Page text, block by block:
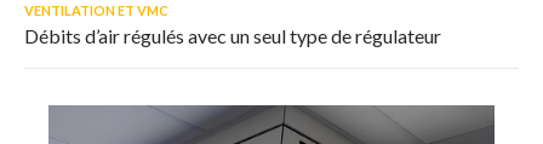
VENTILATION ET VMC
Débits d’air régulés avec un seul type de régulateur